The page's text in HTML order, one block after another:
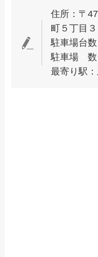
住所：〒
町５丁目３
駐車場台
駐車場 数
最寄り駅